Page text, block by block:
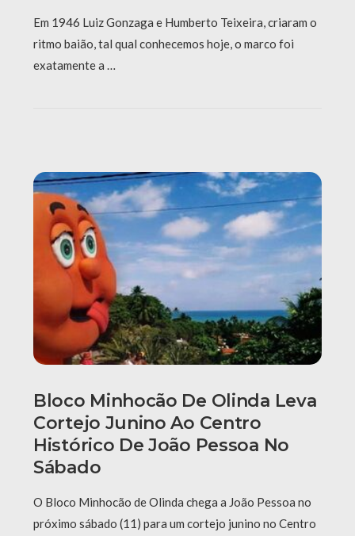
Em 1946 Luiz Gonzaga e Humberto Teixeira, criaram o
ritmo baião, tal qual conhecemos hoje, o marco foi
exatamente a …
Bloco Minhocão De Olinda Leva
Cortejo Junino Ao Centro
Histórico De João Pessoa No
Sábado
O Bloco Minhocão de Olinda chega a João Pessoa no
próximo sábado (11) para um cortejo junino no Centro